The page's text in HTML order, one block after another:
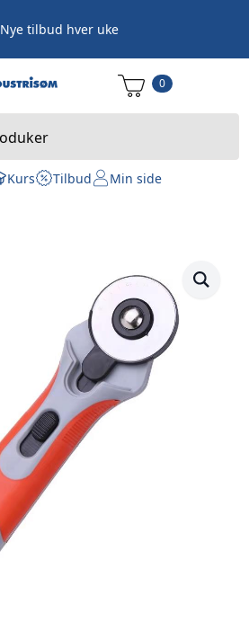
Nye tilbud hver uke
0
Kurs Tilbud Min side